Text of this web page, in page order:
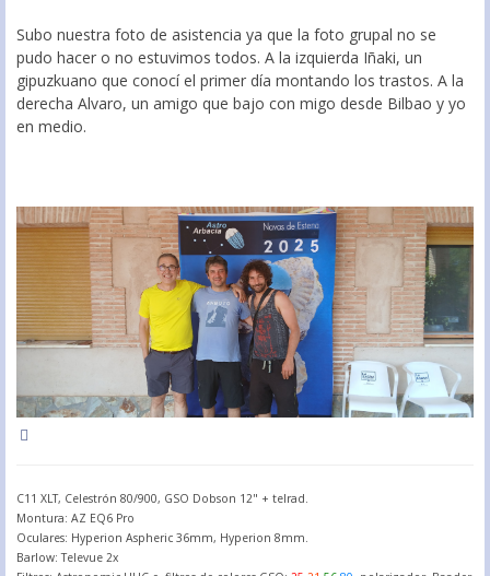
Subo nuestra foto de asistencia ya que la foto grupal no se
pudo hacer o no estuvimos todos. A la izquierda Iñaki, un
gipuzkuano que conocí el primer día montando los trastos. A la
derecha Alvaro, un amigo que bajo con migo desde Bilbao y yo
en medio.
C11 XLT, Celestrón 80/900, GSO Dobson 12" + telrad.
Montura: AZ EQ6 Pro
Oculares: Hyperion Aspheric 36mm, Hyperion 8mm.
Barlow: Televue 2x